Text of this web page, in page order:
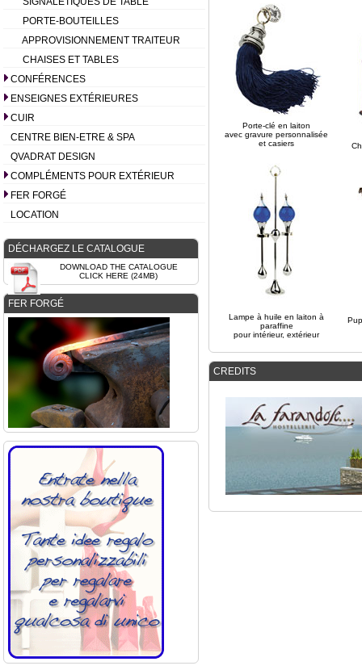
PORTE-BOUTEILLES
APPROVISIONNEMENT TRAITEUR
CHAISES ET TABLES
CONFÉRENCES
ENSEIGNES EXTÉRIEURES
CUIR
CENTRE BIEN-ETRE & SPA
QVADRAT DESIGN
COMPLÉMENTS POUR EXTÉRIEUR
FER FORGÉ
LOCATION
DÉCHARGEZ LE CATALOGUE
DOWNLOAD THE CATALOGUE
CLICK HERE (24MB)
FER FORGÉ
Porte-clé en laiton
avec gravure personnalisée
et casiers
Lampe à huile en laiton à
paraffine
pour intérieur, extérieur
CREDITS